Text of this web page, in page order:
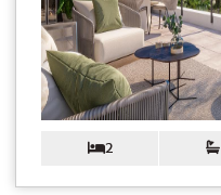
2